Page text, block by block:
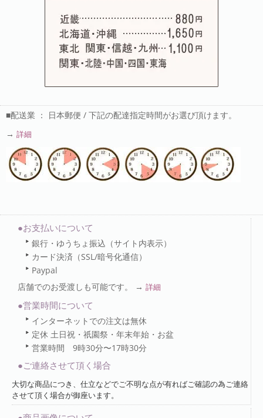
■配送業 ： 日本郵便 / 下記の配達指定時間がお選び頂けます。
→ 詳細
●お支払いについて
銀行・ゆうちょ振込（サイト内表示）
カード決済（SSL/暗号化通信）
Paypal
店舗でのお受渡しも可能です。 → 詳細
●営業時間について
インターネットでの注文は無休
定休 土日祝・祇園祭・年末年始・お盆
営業時間 9時30分〜17時30分
●ご連絡させて頂く場合
大切な商品につき、仕立などでご不明な点が有ればご確認の為ご連絡
させて頂く場合が御座います。